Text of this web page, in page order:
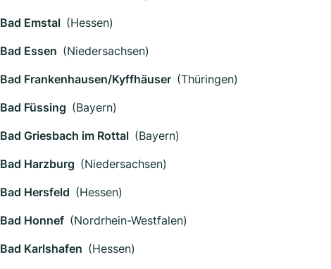
Bad Emstal (Hessen)
Bad Essen (Niedersachsen)
Bad Frankenhausen/Kyffhäuser (Thüringen)
Bad Füssing (Bayern)
Bad Griesbach im Rottal (Bayern)
Bad Harzburg (Niedersachsen)
Bad Hersfeld (Hessen)
Bad Honnef (Nordrhein-Westfalen)
Bad Karlshafen (Hessen)